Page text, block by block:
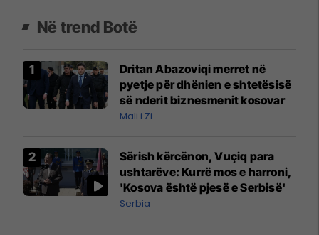
Në trend Botë
Dritan Abazoviqi merret në
pyetje për dhënien e shtetësisë
së nderit biznesmenit kosovar
Mali i Zi
Sërish kërcënon, Vuçiq para
ushtarëve: Kurrë mos e harroni,
'Kosova është pjesë e Serbisë'
Serbia